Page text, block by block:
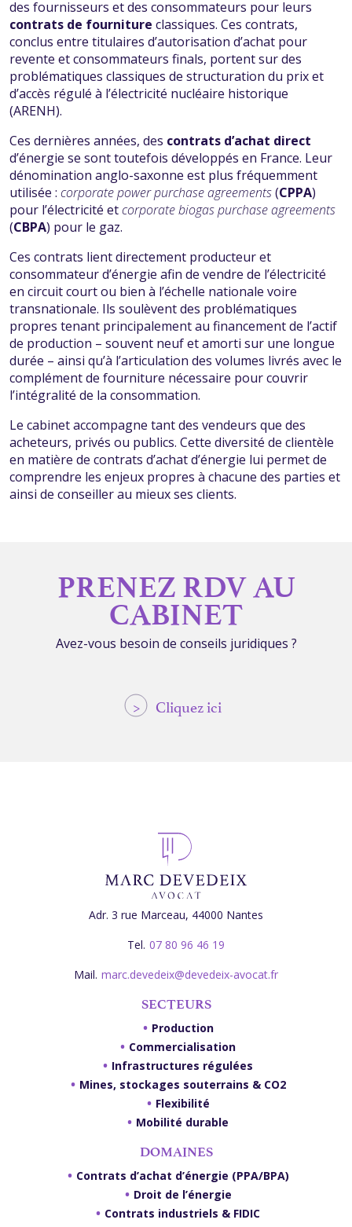
des fournisseurs et des consommateurs pour leurs
contrats de fourniture classiques. Ces contrats,
conclus entre titulaires d’autorisation d’achat pour
revente et consommateurs finals, portent sur des
problématiques classiques de structuration du prix et
d’accès régulé à l’électricité nucléaire historique
(ARENH).
Ces dernières années, des contrats d’achat direct
d’énergie se sont toutefois développés en France. Leur
dénomination anglo-saxonne est plus fréquemment
utilisée : corporate power purchase agreements(CPPA)
pour l’électricité etcorporate biogas purchase agreements
(CBPA) pour le gaz.
Ces contrats lient directement producteur et
consommateur d’énergie afin de vendre de l’électricité
en circuit court ou bien à l’échelle nationale voire
transnationale. Ils soulèvent des problématiques
propres tenant principalement au financement de l’actif
de production – souvent neuf et amorti sur une longue
durée – ainsi qu’à l’articulation des volumes livrés avec le
complément de fourniture nécessaire pour couvrir
l’intégralité de la consommation.
Le cabinet accompagne tant des vendeurs que des
acheteurs, privés ou publics. Cette diversité de clientèle
en matière de contrats d’achat d’énergie lui permet de
comprendre les enjeux propres à chacune des parties et
ainsi de conseiller au mieux ses clients.
PRENEZ RDV AU
CABINET
Avez-vous besoin de conseils juridiques ?
> Cliquez ici
Adr. 3 rue Marceau, 44000 Nantes
Tel. 07 80 96 46 19
Mail. marc.devedeix@devedeix-avocat.fr
SECTEURS
Production
Commercialisation
Infrastructures régulées
Mines, stockages souterrains & CO2
Flexibilité
Mobilité durable
DOMAINES
Contrats d’achat d’énergie (PPA/BPA)
Droit de l’énergie
Contrats industriels & FIDIC